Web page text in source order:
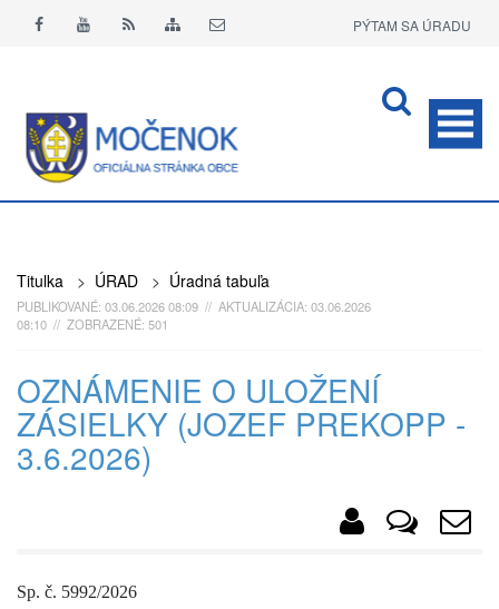
PÝTAM SA ÚRADU
Titulka > ÚRAD > Úradná tabuľa
PUBLIKOVANÉ: 03.06.2026 08:09 // AKTUALIZÁCIA: 03.06.2026
08:10 // ZOBRAZENÉ: 501
OZNÁMENIE O ULOŽENÍ
ZÁSIELKY (JOZEF PREKOPP -
3.6.2026)
Sp. č. 5992/2026